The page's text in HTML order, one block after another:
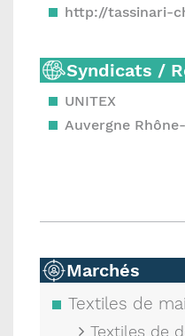
http://tassinari-
Syndicats /
UNITEX
Auvergne
Marchés
Textiles de
Textiles de